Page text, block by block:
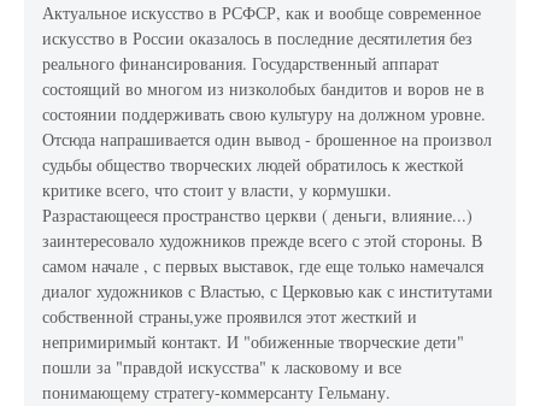
Актуальное искусство в РСФСР, как и вообще современное
искусство в России оказалось в последние десятилетия без
реального финансирования. Государственный аппарат
состоящий во многом из низколобых бандитов и воров не в
состоянии поддерживать свою культуру на должном уровне.
Отсюда напрашивается один вывод - брошенное на произвол
судьбы общество творческих людей обратилось к жесткой
критике всего, что стоит у власти, у кормушки.
Разрастающееся пространство церкви ( деньги, влияние...)
заинтересовало художников прежде всего с этой стороны. В
самом начале , с первых выставок, где еще только намечался
диалог художников с Властью, с Церковью как с институтами
собственной страны,уже проявился этот жесткий и
непримиримый контакт. И "обиженные творческие дети"
пошли за "правдой искусства" к ласковому и все
понимающему стратегу-коммерсанту Гельману.